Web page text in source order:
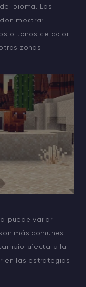
bioma. Los
mostrar
o tonos de color
zonas.
puede variar
más comunes
afecta a la
en las estrategias